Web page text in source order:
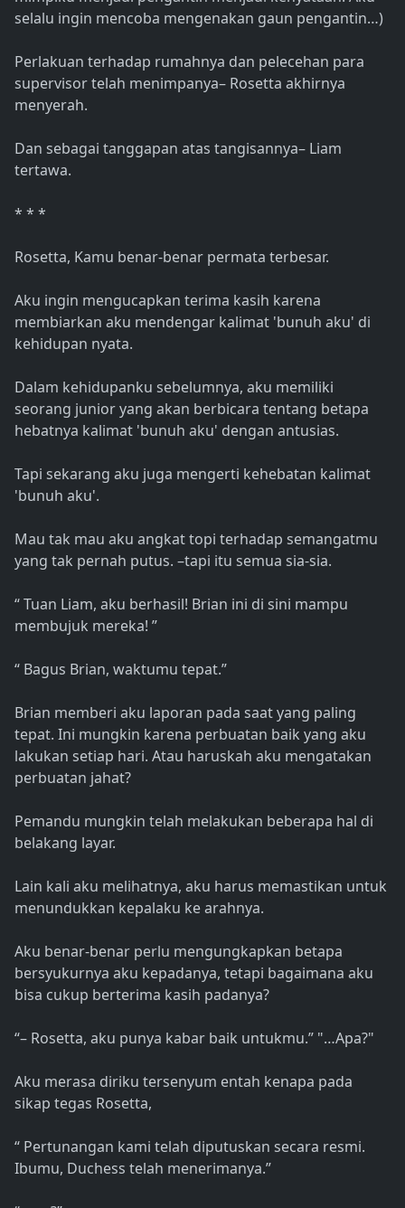
selalu ingin mencoba mengenakan gaun pengantin…)
Perlakuan terhadap rumahnya dan pelecehan para
supervisor telah menimpanya– Rosetta akhirnya
menyerah.
Dan sebagai tanggapan atas tangisannya– Liam
tertawa.
* * *
Rosetta, Kamu benar-benar permata terbesar.
Aku ingin mengucapkan terima kasih karena
membiarkan aku mendengar kalimat 'bunuh aku' di
kehidupan nyata.
Dalam kehidupanku sebelumnya, aku memiliki
seorang junior yang akan berbicara tentang betapa
hebatnya kalimat 'bunuh aku' dengan antusias.
Tapi sekarang aku juga mengerti kehebatan kalimat
'bunuh aku'.
Mau tak mau aku angkat topi terhadap semangatmu
yang tak pernah putus. –tapi itu semua sia-sia.
“ Tuan Liam, aku berhasil! Brian ini di sini mampu
membujuk mereka! ”
“ Bagus Brian, waktumu tepat.”
Brian memberi aku laporan pada saat yang paling
tepat. Ini mungkin karena perbuatan baik yang aku
lakukan setiap hari. Atau haruskah aku mengatakan
perbuatan jahat?
Pemandu mungkin telah melakukan beberapa hal di
belakang layar.
Lain kali aku melihatnya, aku harus memastikan untuk
menundukkan kepalaku ke arahnya.
Aku benar-benar perlu mengungkapkan betapa
bersyukurnya aku kepadanya, tetapi bagaimana aku
bisa cukup berterima kasih padanya?
“– Rosetta, aku punya kabar baik untukmu.” "…Apa?"
Aku merasa diriku tersenyum entah kenapa pada
sikap tegas Rosetta,
“ Pertunangan kami telah diputuskan secara resmi.
Ibumu, Duchess telah menerimanya.”